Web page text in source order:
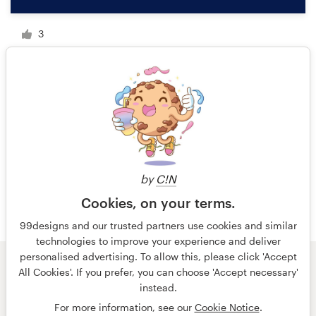
by C!N
Cookies, on your terms.
99designs and our trusted partners use cookies and similar
technologies to improve your experience and deliver
personalised advertising. To allow this, please click 'Accept
All Cookies'. If you prefer, you can choose 'Accept necessary'
instead.
For more information, see our Cookie Notice.
3
1 sur 2
© 99designs
par Vista
Confidentialité